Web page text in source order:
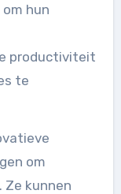
hun
productiviteit
te
om
kunnen